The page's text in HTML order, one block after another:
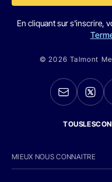
En cliquant sur s'inscrire,
© 2026 Talmont
MIEUX NOUS CONNAITRE